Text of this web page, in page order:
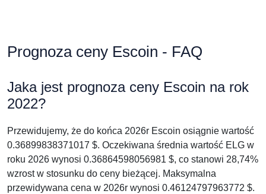
Prognoza ceny Escoin - FAQ
Jaka jest prognoza ceny Escoin na rok
2022?
Przewidujemy, że do końca 2026r Escoin osiągnie wartość
0.36899838371017 $. Oczekiwana średnia wartość ELG w
roku 2026 wynosi 0.36864598056981 $, co stanowi 28,74%
wzrost w stosunku do ceny bieżącej. Maksymalna
przewidywana cena w 2026r wynosi 0.46124797963772 $.